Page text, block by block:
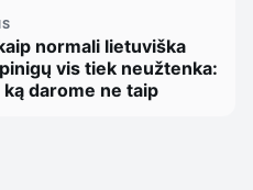
normali lietuviška
vis tiek neužtenka:
darome ne taip